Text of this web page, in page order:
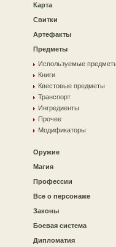
Карта
Свитки
Артефакты
Предметы
Используемые
Книги
Квестовые предметы
Транспорт
Ингредиенты
Прочее
Модификаторы
Оружие
Магия
Профессии
Все о персонаже
Законы
Боевая система
Дипломатия